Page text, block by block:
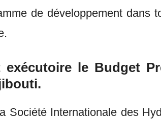
de développement dans
le Budget
Société Internationale des